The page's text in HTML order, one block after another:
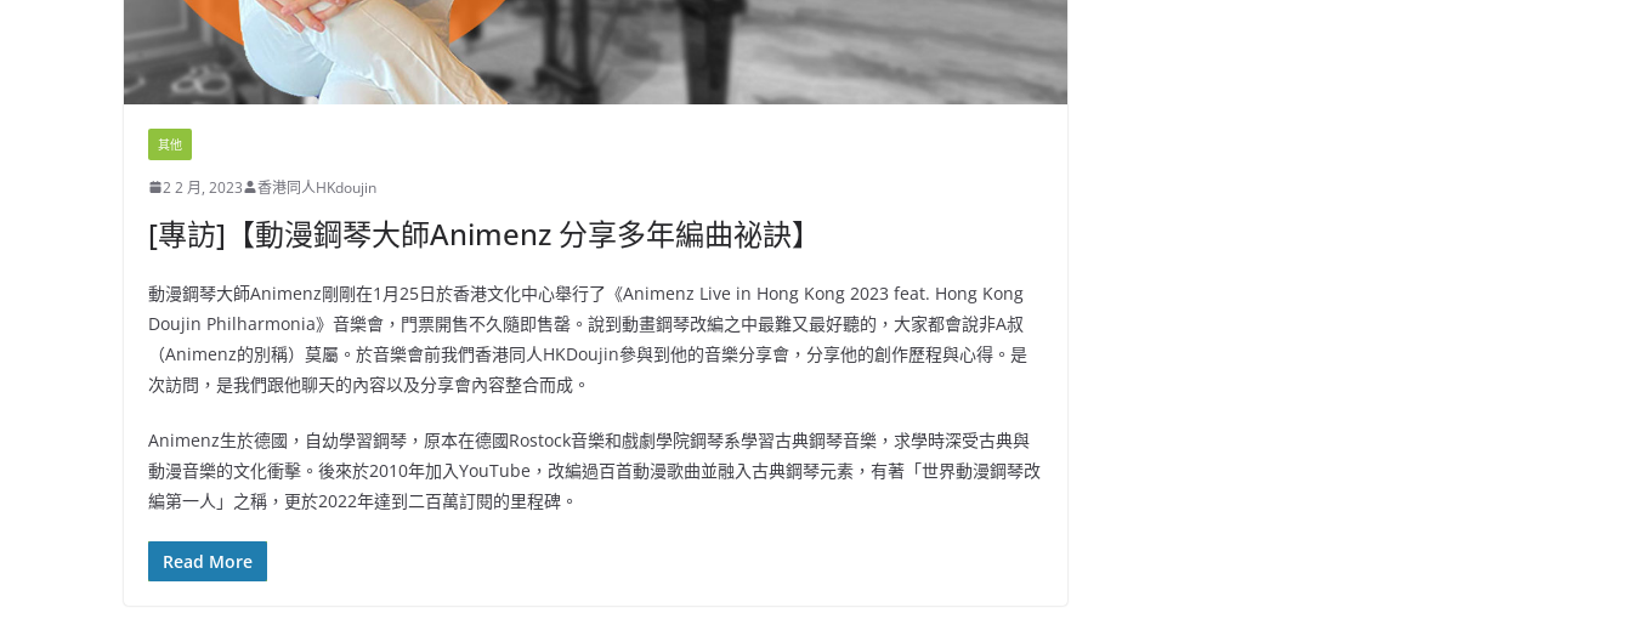
其他
2 2 月, 2023 香港同人HKdoujin
[專訪]【動漫鋼琴大師Animenz 分享多年編曲祕訣】
動漫鋼琴大師Animenz剛剛在1月25日於香港文化中心舉行了《Animenz Live in Hong Kong 2023 feat. Hong Kong
Doujin Philharmonia》音樂會，門票開售不久隨即售罄。說到動畫鋼琴改編之中最難又最好聽的，大家都會說非A叔
（Animenz的別稱）莫屬。於音樂會前我們香港同人HKDoujin參與到他的音樂分享會，分享他的創作歷程與心得。是
次訪問，是我們跟他聊天的內容以及分享會內容整合而成。
Animenz生於德國，自幼學習鋼琴，原本在德國Rostock音樂和戲劇學院鋼琴系學習古典鋼琴音樂，求學時深受古典與
動漫音樂的文化衝擊。後來於2010年加入YouTube，改編過百首動漫歌曲並融入古典鋼琴元素，有著「世界動漫鋼琴改
編第一人」之稱，更於2022年達到二百萬訂閱的里程碑。
Read More